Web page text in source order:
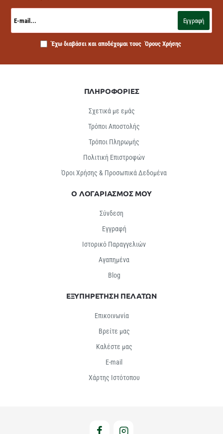
mail...
Εγγραφή
Έχω διαβάσει και αποδέχομαι τους Όρους Χρήσης
ΠΛΗΡΟΦΟΡΙΕΣ
Σχετικά με εμάς
Τρόποι Αποστολής
Τρόποι Πληρωμής
Πολιτική Επιστροφών
Όροι Χρήσης & Προσωπικά Δεδομένα
Ο ΛΟΓΑΡΙΑΣΜΟΣ ΜΟΥ
Σύνδεση
Εγγραφή
Ιστορικό Παραγγελιών
Αγαπημένα
Βlog
ΕΞΥΠΗΡΕΤΗΣΗ ΠΕΛΑΤΩΝ
Επικοινωνία
Βρείτε μας
Καλέστε μας
E-mail
Χάρτης Ιστότοπου